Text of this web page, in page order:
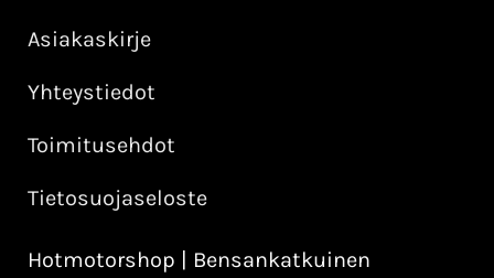
Asiakaskirje
Yhteystiedot
Toimitusehdot
Tietosuojaseloste
Hotmotorshop | Bensankatkuinen